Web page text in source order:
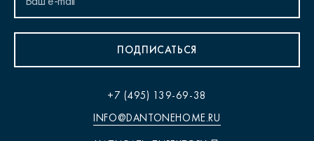
ПОДПИСАТЬСЯ
+7 (495) 139-69-38
INFO@DANTONEHOME.RU